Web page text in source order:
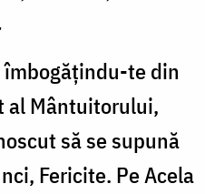
te din
al Mântuitorului,
să se supună
Fericite. Pe Acela